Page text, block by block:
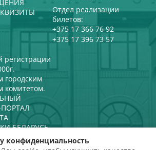
Отдел реализации
билетов:
+375 17 366 76 92
+375 17 396 73 57
регистрации
городским
комитетом.
ПОРТАЛ
БЕЛАРУСЬ
КУЛЬТУРЫ
БЕЛАРУСЬ
конфиденциальность